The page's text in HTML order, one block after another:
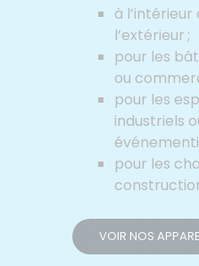
à
l’extérieur ;
pour les
ou
pour les
industriels
pour les
VOIR NOS